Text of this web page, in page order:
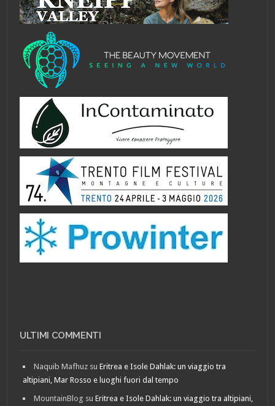
ULTIMI COMMENTI
Naquib Mafhuz suEritrea e Isole Dahlak: un viaggio tra
altipiani, Mar Rosso e luoghi fuori dal tempo
MountainBlog suEritrea e Isole Dahlak: un viaggio tra altipiani,